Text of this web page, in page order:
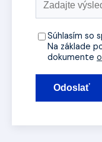
Súhlasím so
Na základe
dokumente
Odoslať